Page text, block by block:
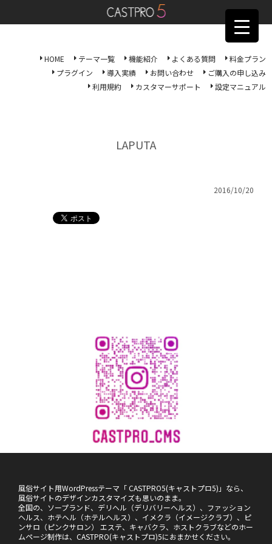
HOME テーマ一覧 機能紹介 よくある質問
料金プラン
プラグイン
導入実績 お問い合わせ
ご購入の申し込み
利用規約
カスタマーサポート 設定マニュアル
LAPUTA
2016/10/20
風俗サイト用WordPressテーマ「 CASTPRO5(キャストプロ5)」なら、
風俗サイトのデザインカスタマイズも思いのまま。
全国の、ソープランド、デリヘル（デリバリーヘルス）、ファッション
ヘルス、ホテヘル（ホテルヘルス）、イメクラ（イメージクラブ）、ピ
ンサロ（ピンクサロン） エステ、キャバクラ、ホストクラブなどのホー
ムページ制作は、CASTPRO(キャストプロ)5におまかせください。